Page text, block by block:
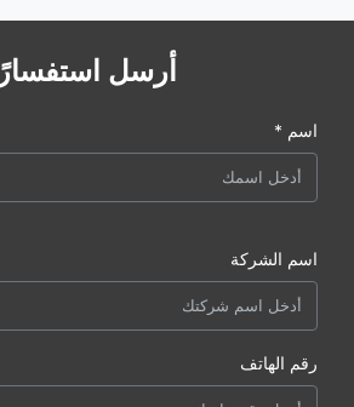
أرسل استفسارًا
اسم *
اسم الشركة
رقم الهاتف